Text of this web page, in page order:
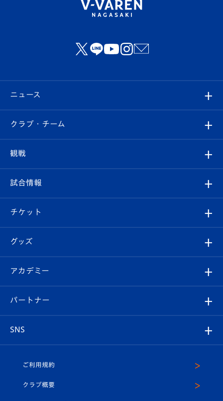
ニュース
すべて
クラブ
試合情報
チケット
イベント
メディア
ホームタウン
クラブ・チーム
クラブ概要
エンブレム紹介
スタッフプロフィール
マスコット紹介
観戦
観戦ルール
はじめての観戦ガイド
Revive Team
ヴィヴィくんの長崎おもてなしガイド
試合情報
試合日程/結果
フォトギャラリー
スタジアムグルメ
チケット
チケット
V-LOVERS（ファンクラブ）
プレイヤーズスイート
グッズ
オンラインショップ
店舗情報
アカデミー
育成からのお知らせ
U-18
パートナー
SNS
ヴィヴィくんインスタグラム
ご利用規約
クラブ概要